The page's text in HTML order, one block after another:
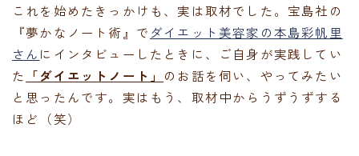
これを始めたきっかけも、実は取材でした。宝島社の
『夢かなノート術』で ダイエット美容家の本島彩帆里
さん にインタビューしたときに、ご自身が実践してい
た
「ダイエットノート」 のお話を伺い、やってみたい
と思ったんです。実はもう、取材中からうずうずする
ほど（笑）